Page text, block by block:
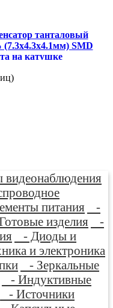
танталовый
SMD
на катушке
питания
-
изделия
-
- Диоды и
и электроника
- Зеркальные
- Индуктивные
- Источники